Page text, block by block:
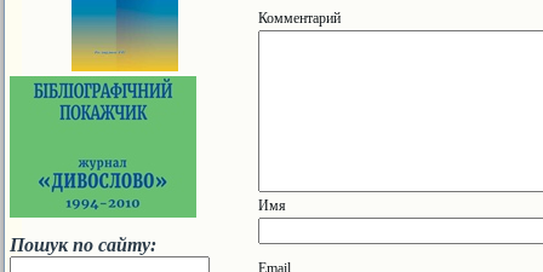
Пошук по сайту: